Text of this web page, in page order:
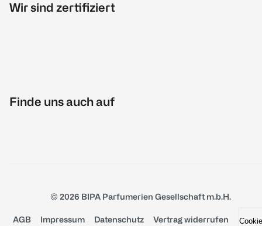
Wir sind zertifiziert
Finde uns auch auf
© 2026 BIPA Parfumerien Gesellschaft m.b.H.
AGB Impressum Datenschutz Vertrag widerrufen